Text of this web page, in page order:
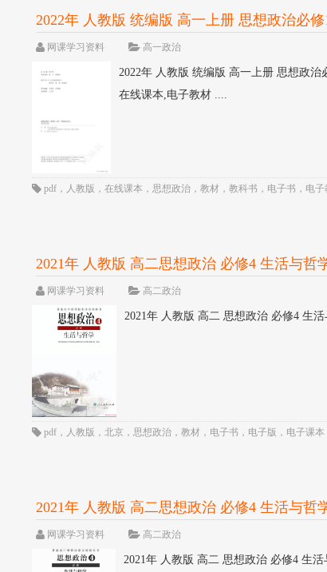
2022年 人教版 统编版 高一上册 思想政治必
网课学习资料 高一政治
2022年 人教版 统编版 高一上册 思想政
在线课本,电子教材 ....
pdf ， 人教版 ，在线课本 ，思想政治 ，教材 ，教科书 ， 电子书 ， 电子
2021年 人教版 高二思想政治 必修4 生活与哲
网课学习资料 高二政治
2021年 人教版 高二 思想政治 必修4 生
pdf ， 人教版 ，北京 ，思想政治 ，教材 ， 电子书 ， 电子版 ， 电子课本
2021年 人教版 高二思想政治 必修4 生活与哲
网课学习资料 高二政治
2021年 人教版 高二 思想政治 必修4 生